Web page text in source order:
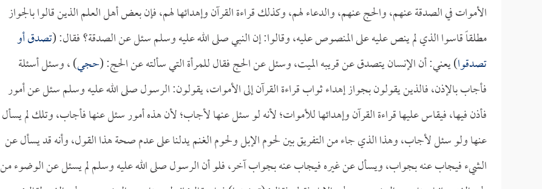
الأموات في الصدقة عنهم، والحج عنهم، والدعاء لهم، وكذلك قراءة القرآن وإهدائها لهم، فإن بعض أهل العلم الذين قالوا بالجواز
مطلقاً قاسوا الذي لم ينص عليه على المنصوص عليه، وقالوا: إن النبي صلى الله عليه وسلم سئل عن الصدقة؟ فقال: (تصدق أو
تصدقوا) يعني: أن الإنسان يتصدق عن قريبه الميت، وسئل عن الحج فقال للمرأة التي سألته عن الحج: (حجي) ، وسئل أسئلة
فأجاب بالإذن، فالذين يقولون بجواز إهداء ثواب قراءة القرآن إلى الأموات، يقولون: الرسول صلى الله عليه وسلم سئل عن أمور
فأذن فيها، فيقاس عليها قراءة القرآن وإهدائها للأموات؛ لأنه لو سئل عنها لأجاب؛ لأن هذه أمور سئل عنها فأجاب، وتلك لم يسأل
عنها ولو سئل لأجاب، وهذا الذي جاء من التفريق بين لحوم الإبل ولحوم الغنم يدلنا على عدم صحة هذا القول، وأنه قد يسأل عن
الشيء فيجاب عنه بجواب، ويسأل عن غيره فيجاب عنه بجواب آخر، فلو أن الرسول صلى الله عليه وسلم لم يسئل عن الوضوء من